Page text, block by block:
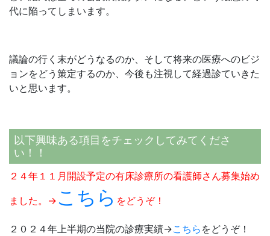
代に陥ってしまいます。
議論の行く末がどうなるのか、そして将来の医療へのビジ
ョンをどう策定するのか、今後も注視して経過診ていきた
いと思います。
以下興味ある項目をチェックしてみてくださ
い！！
２４年１１月開設予定の有床診療所の看護師さん募集始め
ました。→ こちら をどうぞ！
２０２４年上半期の当院の診療実績→こちら をどうぞ！